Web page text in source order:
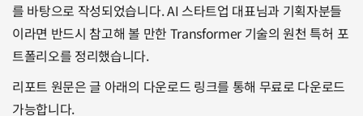
를 바탕으로 작성되었습니다. AI 스타트업 대표님과 기획자분들
이라면 반드시 참고해 볼 만한 Transformer 기술의 원천 특허 포
트폴리오를 정리했습니다.
리포트 원문은 글 아래의 다운로드 링크를 통해 무료로 다운로드
가능합니다.